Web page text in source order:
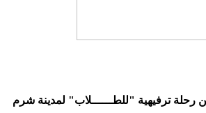
رحلة ترفيهية "للطــــــلاب" لمدينة شرم